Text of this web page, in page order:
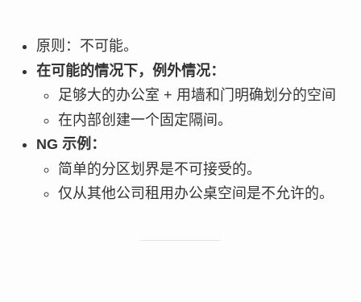
原则：不可能。
在可能的情况下，例外情况：
足够大的办公室 + 用墙和门明确划分的空间
在内部创建一个固定隔间。
NG 示例：
简单的分区划界是不可接受的。
仅从其他公司租用办公桌空间是不允许的。